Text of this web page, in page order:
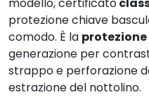
modello, certificato
protezione chiave
comodo. È la
generazione per
strappo e perforazione
estrazione del nottolino.